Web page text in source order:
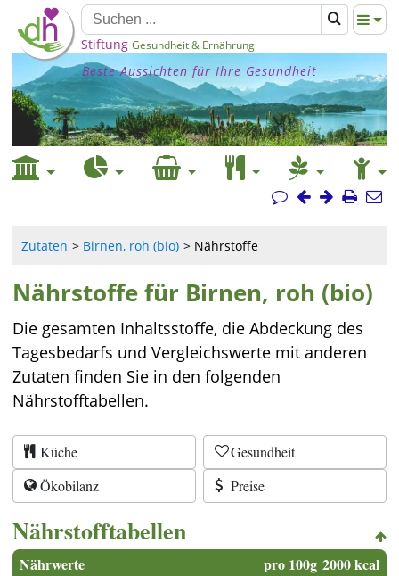
Stiftung Gesundheit & Ernährung
Beste Aussichten für Ihre Gesundheit
Zutaten Birnen, roh (bio) Nährstoffe
Nährstoffe für Birnen, roh (bio)
Die gesamten Inhaltsstoffe, die Abdeckung des
Tagesbedarfs und Vergleichswerte mit anderen
Zutaten finden Sie in den folgenden
Nährstofftabellen.
Küche
Gesundheit
Ökobilanz
Preise
Nährstofftabellen
Nährwerte pro 100g 2000 kcal